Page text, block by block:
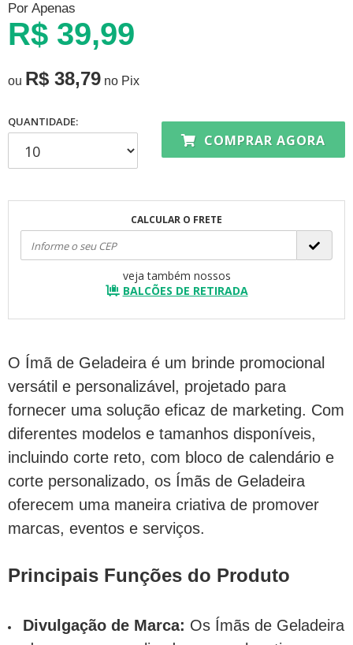
Por Apenas
R$ 39,99
ou R$ 38,79 no Pix
QUANTIDADE:
COMPRAR AGORA
CALCULAR O FRETE
veja também nossos
BALCÕES DE RETIRADA
O Ímã de Geladeira é um brinde promocional
versátil e personalizável, projetado para
fornecer uma solução eficaz de marketing. Com
diferentes modelos e tamanhos disponíveis,
incluindo corte reto, com bloco de calendário e
corte personalizado, os Ímãs de Geladeira
oferecem uma maneira criativa de promover
marcas, eventos e serviços.
Principais Funções do Produto
Divulgação de Marca: Os Ímãs de Geladeira